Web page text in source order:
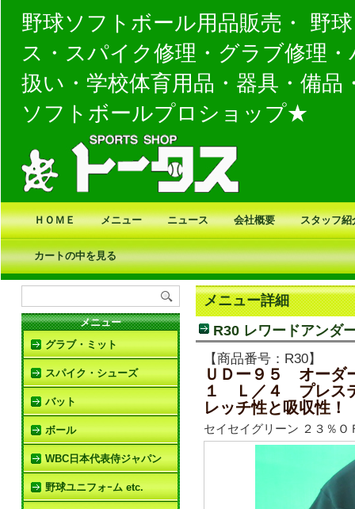
野球ソフトボール用品販売・ 野
ス・スパイク修理・グラブ修理
扱い・学校体育用品・器具・備
ソフトボールプロショップ★
ＨＯＭＥ メニュー ニュース 会社概要 スタッフ紹
カートの中を見る
メニュー
グラブ・ミット
スパイク・シューズ
バット
ボール
WBC日本代表侍ジャパン
野球ユニフォｰム etc.
メニュー詳細
R30 レワードアンダ
【商品番号：R30】
ＵＤー９５ オーダ
１ Ｌ／４ プレス
レッチ性と吸収性！
セイセイグリーン ２３％Ｏ